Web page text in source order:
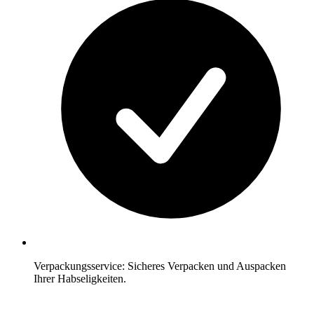
Verpackungsservice: Sicheres Verpacken und Auspacken
Ihrer Habseligkeiten.